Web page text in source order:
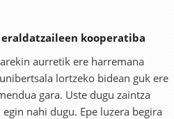
kooperatiba
aurretik ere harremana
lortzeko bidean guk ere
gara. Uste dugu zaintza
nahi dugu. Epe luzera begira